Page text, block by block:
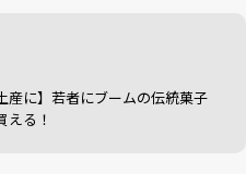
産に】若者にブームの伝統菓子
える！